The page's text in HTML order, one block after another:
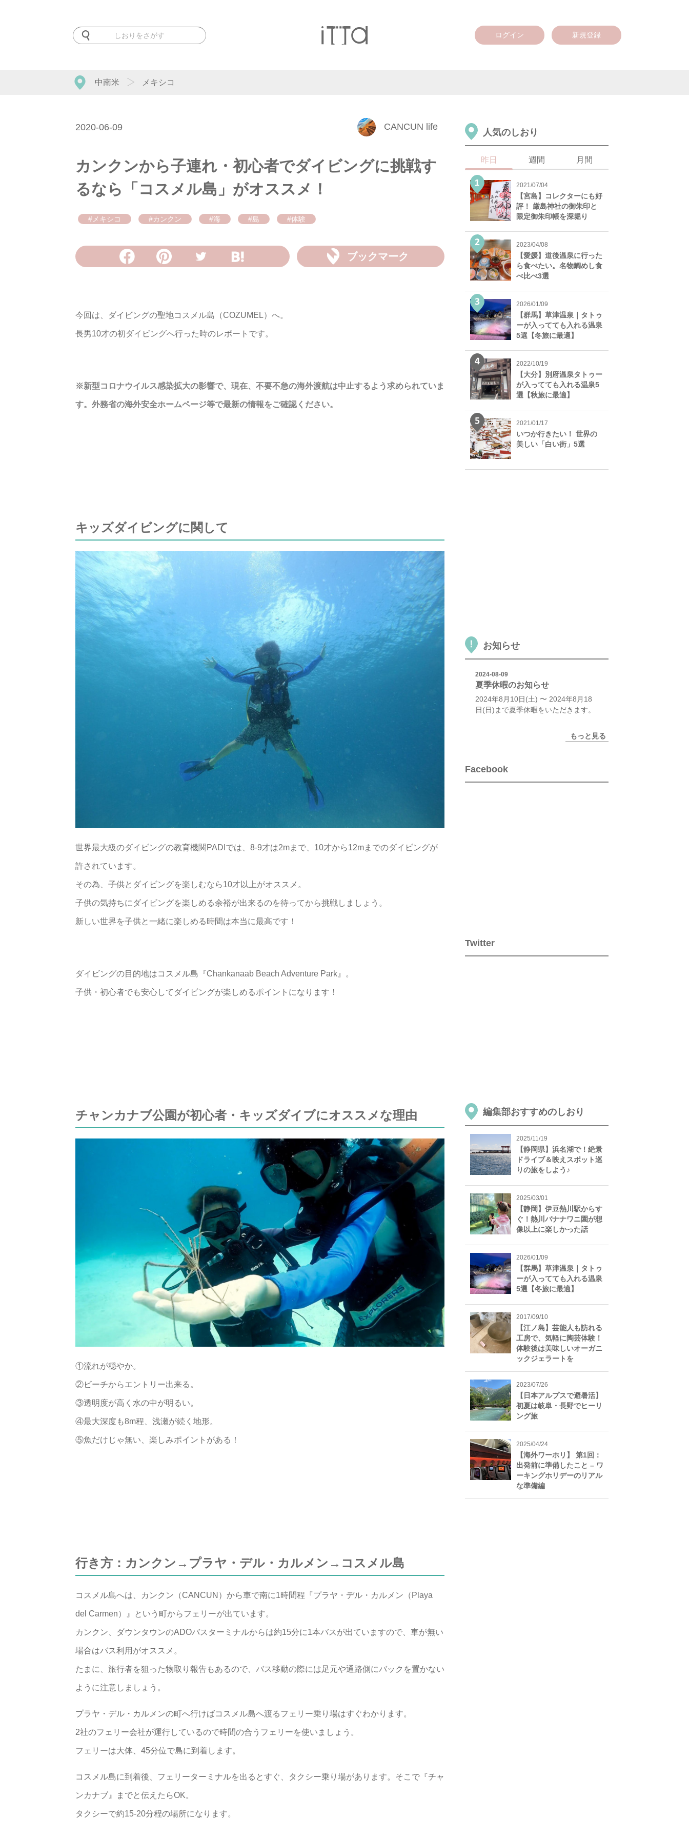
ログイン 新規登録
中南米 メキシコ
2020-06-09 CANCUN life
カンクンから子連れ・初心者でダイビングに挑戦す
るなら「コスメル島」がオススメ！
#メキシコ #カンクン #海 #島 #体験
ブックマーク
今回は、ダイビングの聖地コスメル島（COZUMEL）へ。
長男10才の初ダイビングへ行った時のレポートです。
※新型コロナウイルス感染拡大の影響で、現在、不要不急の海外渡航は中止するよう求められていま
す。外務省の海外安全ホームページ等で最新の情報をご確認ください。
キッズダイビングに関して
世界最大級のダイビングの教育機関PADIでは、8-9才は2mまで、10才から12mまでのダイビングが
許されています。
その為、子供とダイビングを楽しむなら10才以上がオススメ。
子供の気持ちにダイビングを楽しめる余裕が出来るのを待ってから挑戦しましょう。
新しい世界を子供と一緒に楽しめる時間は本当に最高です！
ダイビングの目的地はコスメル島『Chankanaab Beach Adventure Park』。
子供・初心者でも安心してダイビングが楽しめるポイントになります！
チャンカナブ公園が初心者・キッズダイブにオススメな理由
①流れが穏やか。
②ビーチからエントリー出来る。
③透明度が高く水の中が明るい。
④最大深度も8m程、浅瀬が続く地形。
⑤魚だけじゃ無い、楽しみポイントがある！
行き方：カンクン→プラヤ・デル・カルメン→コスメル島
コスメル島へは、カンクン（CANCUN）から車で南に1時間程『プラヤ・デル・カルメン（Playa
del Carmen）』という町からフェリーが出ています。
カンクン、ダウンタウンのADOバスターミナルからは約15分に1本バスが出ていますので、車が無い
場合はバス利用がオススメ。
たまに、旅行者を狙った物取り報告もあるので、バス移動の際には足元や通路側にバックを置かない
ように注意しましょう。
プラヤ・デル・カルメンの町へ行けばコスメル島へ渡るフェリー乗り場はすぐわかります。
2社のフェリー会社が運行しているので時間の合うフェリーを使いましょう。
フェリーは大体、45分位で島に到着します。
コスメル島に到着後、フェリーターミナルを出るとすぐ、タクシー乗り場があります。そこで『チャ
ンカナブ』までと伝えたらOK。
タクシーで約15-20分程の場所になります。
人気のしおり
昨日 週間 月間
2021/07/04
【宮島】コレクターにも好
評！ 厳島神社の御朱印と
限定御朱印帳を深堀り
2023/04/08
【愛媛】道後温泉に行った
ら食べたい。名物鯛めし食
べ比べ3選
2026/01/09
【群馬】草津温泉｜タトゥ
ーが入ってても入れる温泉
5選【冬旅に最適】
2022/10/19
【大分】別府温泉タトゥー
が入ってても入れる温泉5
選【秋旅に最適】
2021/01/17
いつか行きたい！ 世界の
美しい「白い街」5選
お知らせ
2024-08-09
夏季休暇のお知らせ
2024年8月10日(土) 〜 2024年8月18
日(日)まで夏季休暇をいただきます。
もっと見る
Facebook
Twitter
編集部おすすめのしおり
2025/11/19
【静岡県】浜名湖で！絶景
ドライブ＆映えスポット巡
りの旅をしよう♪
2025/03/01
【静岡】伊豆熱川駅からす
ぐ！熱川バナナワニ園が想
像以上に楽しかった話
2026/01/09
【群馬】草津温泉｜タトゥ
ーが入ってても入れる温泉
5選【冬旅に最適】
2017/09/10
【江ノ島】芸能人も訪れる
工房で、気軽に陶芸体験！
体験後は美味しいオーガニ
ックジェラートを
2023/07/26
【日本アルプスで避暑活】
初夏は岐阜・長野でヒーリ
ング旅
2025/04/24
【海外ワーホリ】 第1回：
出発前に準備したこと – ワ
ーキングホリデーのリアル
な準備編